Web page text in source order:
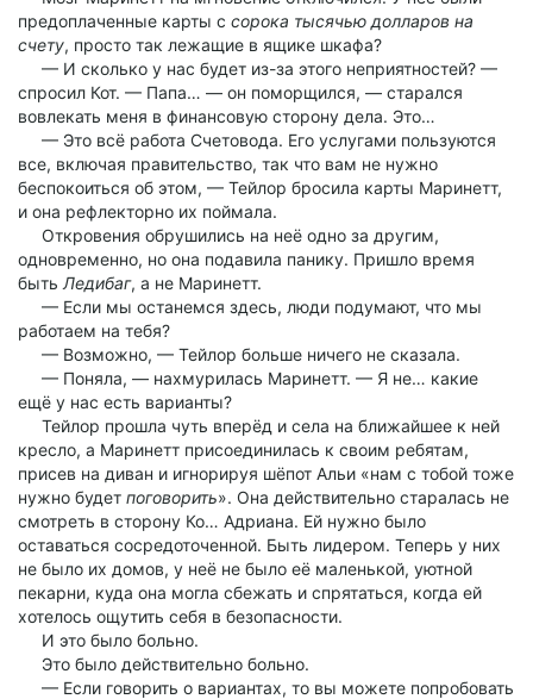
предоплаченные карты с сорока тысячью долларов на
счету, просто так лежащие в ящике шкафа?
— И сколько у нас будет из-за этого неприятностей? —
спросил Кот. — Папа… — он поморщился, — старался
вовлекать меня в финансовую сторону дела. Это…
— Это всё работа Счетовода. Его услугами пользуются
все, включая правительство, так что вам не нужно
беспокоиться об этом, — Тейлор бросила карты Маринетт,
и она рефлекторно их поймала.
Откровения обрушились на неё одно за другим,
одновременно, но она подавила панику. Пришло время
быть Ледибаг, а не Маринетт.
— Если мы останемся здесь, люди подумают, что мы
работаем на тебя?
— Возможно, — Тейлор больше ничего не сказала.
— Поняла, — нахмурилась Маринетт. — Я не… какие
ещё у нас есть варианты?
Тейлор прошла чуть вперёд и села на ближайшее к ней
кресло, а Маринетт присоединилась к своим ребятам,
присев на диван и игнорируя шёпот Альи «нам с тобой тоже
нужно будет поговорить». Она действительно старалась не
смотреть в сторону Ко… Адриана. Ей нужно было
оставаться сосредоточенной. Быть лидером. Теперь у них
не было их домов, у неё не было её маленькой, уютной
пекарни, куда она могла сбежать и спрятаться, когда ей
хотелось ощутить себя в безопасности.
И это было больно.
Это было действительно больно.
— Если говорить о вариантах, то вы можете попробовать